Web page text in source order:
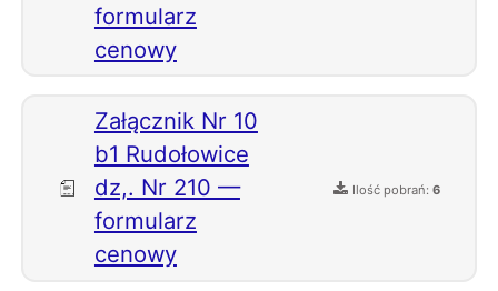
formularz
cenowy
Załącznik Nr 10
b1 Rudołowice
dz,. Nr 210 —
formularz
cenowy
Ilość pobrań: 6